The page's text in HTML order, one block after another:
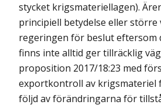
stycket krigsmateriellagen).
principiell betydelse eller
regeringen för beslut eftersom
finns inte alltid ger tillräcklig
proposition 2017/18:23 med
exportkontroll av krigsmateriel
följd av förändringarna för